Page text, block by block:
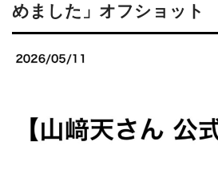
めました」オフショット